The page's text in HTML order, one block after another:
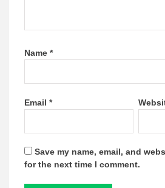
Name *
Email *
Save my name, email, and
for the next time I comment.